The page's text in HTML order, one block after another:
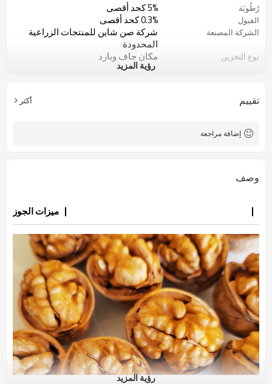
رُطُوبَة 5% كحد أقصى
القبول 0.3% كحد أقصى
الشركة المصنعة
شركة صن شاين للمنتجات الزراعية
المحدودة
نوع التخزين مكان جاف وبارد
لون فاتح
رؤية المزيد
تقييم أكثر
إضافة مراجعة
وصف
ميزات الجوز
رؤية المزيد